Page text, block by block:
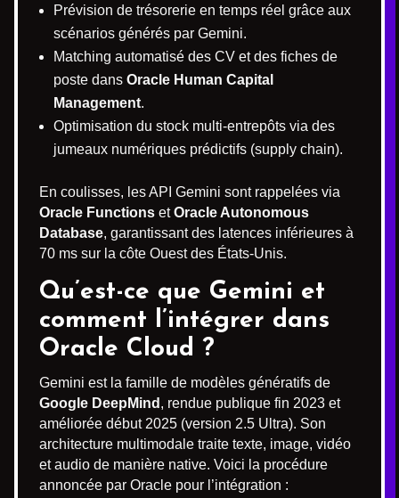
Prévision de trésorerie en temps réel grâce aux
scénarios générés par Gemini.
Matching automatisé des CV et des fiches de
poste dans Oracle Human Capital
Management.
Optimisation du stock multi-entrepôts via des
jumeaux numériques prédictifs (supply chain).
En coulisses, les API Gemini sont rappelées via
Oracle Functions etOracle Autonomous
Database, garantissant des latences inférieures à
70 ms sur la côte Ouest des États-Unis.
Qu’est-ce que Gemini et
comment l’intégrer dans
Oracle Cloud ?
Gemini est la famille de modèles génératifs de
Google DeepMind , rendue publique fin 2023 et
améliorée début 2025 (version 2.5 Ultra). Son
architecture multimodale traite texte, image, vidéo
et audio de manière native. Voici la procédure
annoncée par Oracle pour l’intégration :